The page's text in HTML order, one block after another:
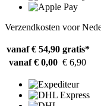
Verzendkosten voor
vanaf € 54,90 gratis*
vanaf € 0,00 € 6,90